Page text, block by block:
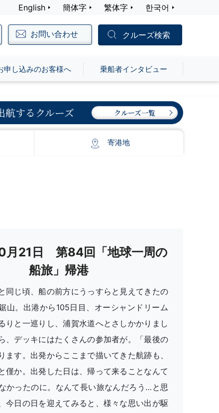
English 簡体字 繁体字 한국어
お問い合わせ クルーズ検索
申し込みのお客様へ 乗船者インタビュー
航するクルーズ クルーズ一覧
寄港地
月21日 第84回「地球一周の
船旅」帰港
同じ頃、船の前方にうっすらと見えてきたの
山。出港から105日目、オーシャンドリーム
りと一巡りし、浦賀水道へとさしかかりまし
、デッキにはたくさんの参加者が。「最後の
ます。出発からここまで描いてきた航跡も、
僅か。出発した日は、帰って来ることなんて
かったのに。なんて長い旅なんだろう…と思
今日の日を迎えてみると、様々な思い出が駆